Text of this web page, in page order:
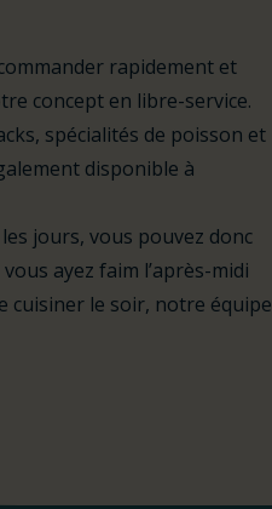
rapidement et
concept en libre-service.
spécialités de poisson et
disponible à
jours, vous pouvez donc
ayez faim l’après-midi
cuisiner le soir, notre équipe